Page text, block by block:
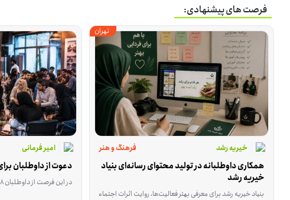
فرصت های پیشنهادی:
تهران
خیریه رشد فرهنگ و هنر
خیریه رشد
بنیاد خیریه رشد برای معرفی بهتر فعالیت‌ها، روایت اثرات اجتماعی و گسترش ارتباط با
امیر فرمانی
دعوت از داوطلبان
در این فرصت از داوطلبان ۱۸ تا ۳۰ سال دعوت می‌شود تا در یک رویداد فرهنگی با محوریت گفت‌وگو، هم‌اندیشی و بررسی راهکارهای حمایت از اقشار نیازمند جامعه از جمله افراد بی‌بضاعت، بی‌سرپرست و دارای معلولیت مشارکت کنند. در این برنامه، شرکت‌کنندگان در کنار سایر داوطلبان، حامیان و جمعی از هنرمندان پاکار، درباره راهکارهای مؤثر برای افزایش مشارکت اجتماعی و توسعه فعالیت‌های حمایتی به تبادل نظر خواهند پرداخت. همچنین بخشی از برنامه به مستندسازی و انتشار محتوای رویداد در فضای مجازی اختصاص دارد.